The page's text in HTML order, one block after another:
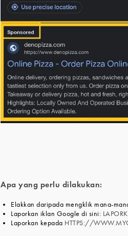
Apa yang perlu dilakukan:
Elakkan daripada mengklik mana-
Laporkan iklan Google di sini:
Laporkan kepada HTTPS://